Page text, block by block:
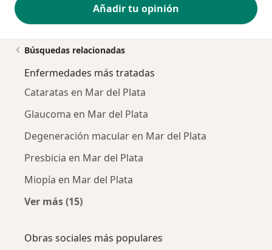
Añadir tu opinión
Búsquedas relacionadas
Enfermedades más tratadas
Cataratas en Mar del Plata
Glaucoma en Mar del Plata
Degeneración macular en Mar del Plata
Presbicia en Mar del Plata
Miopía en Mar del Plata
Ver más (15)
Obras sociales más populares